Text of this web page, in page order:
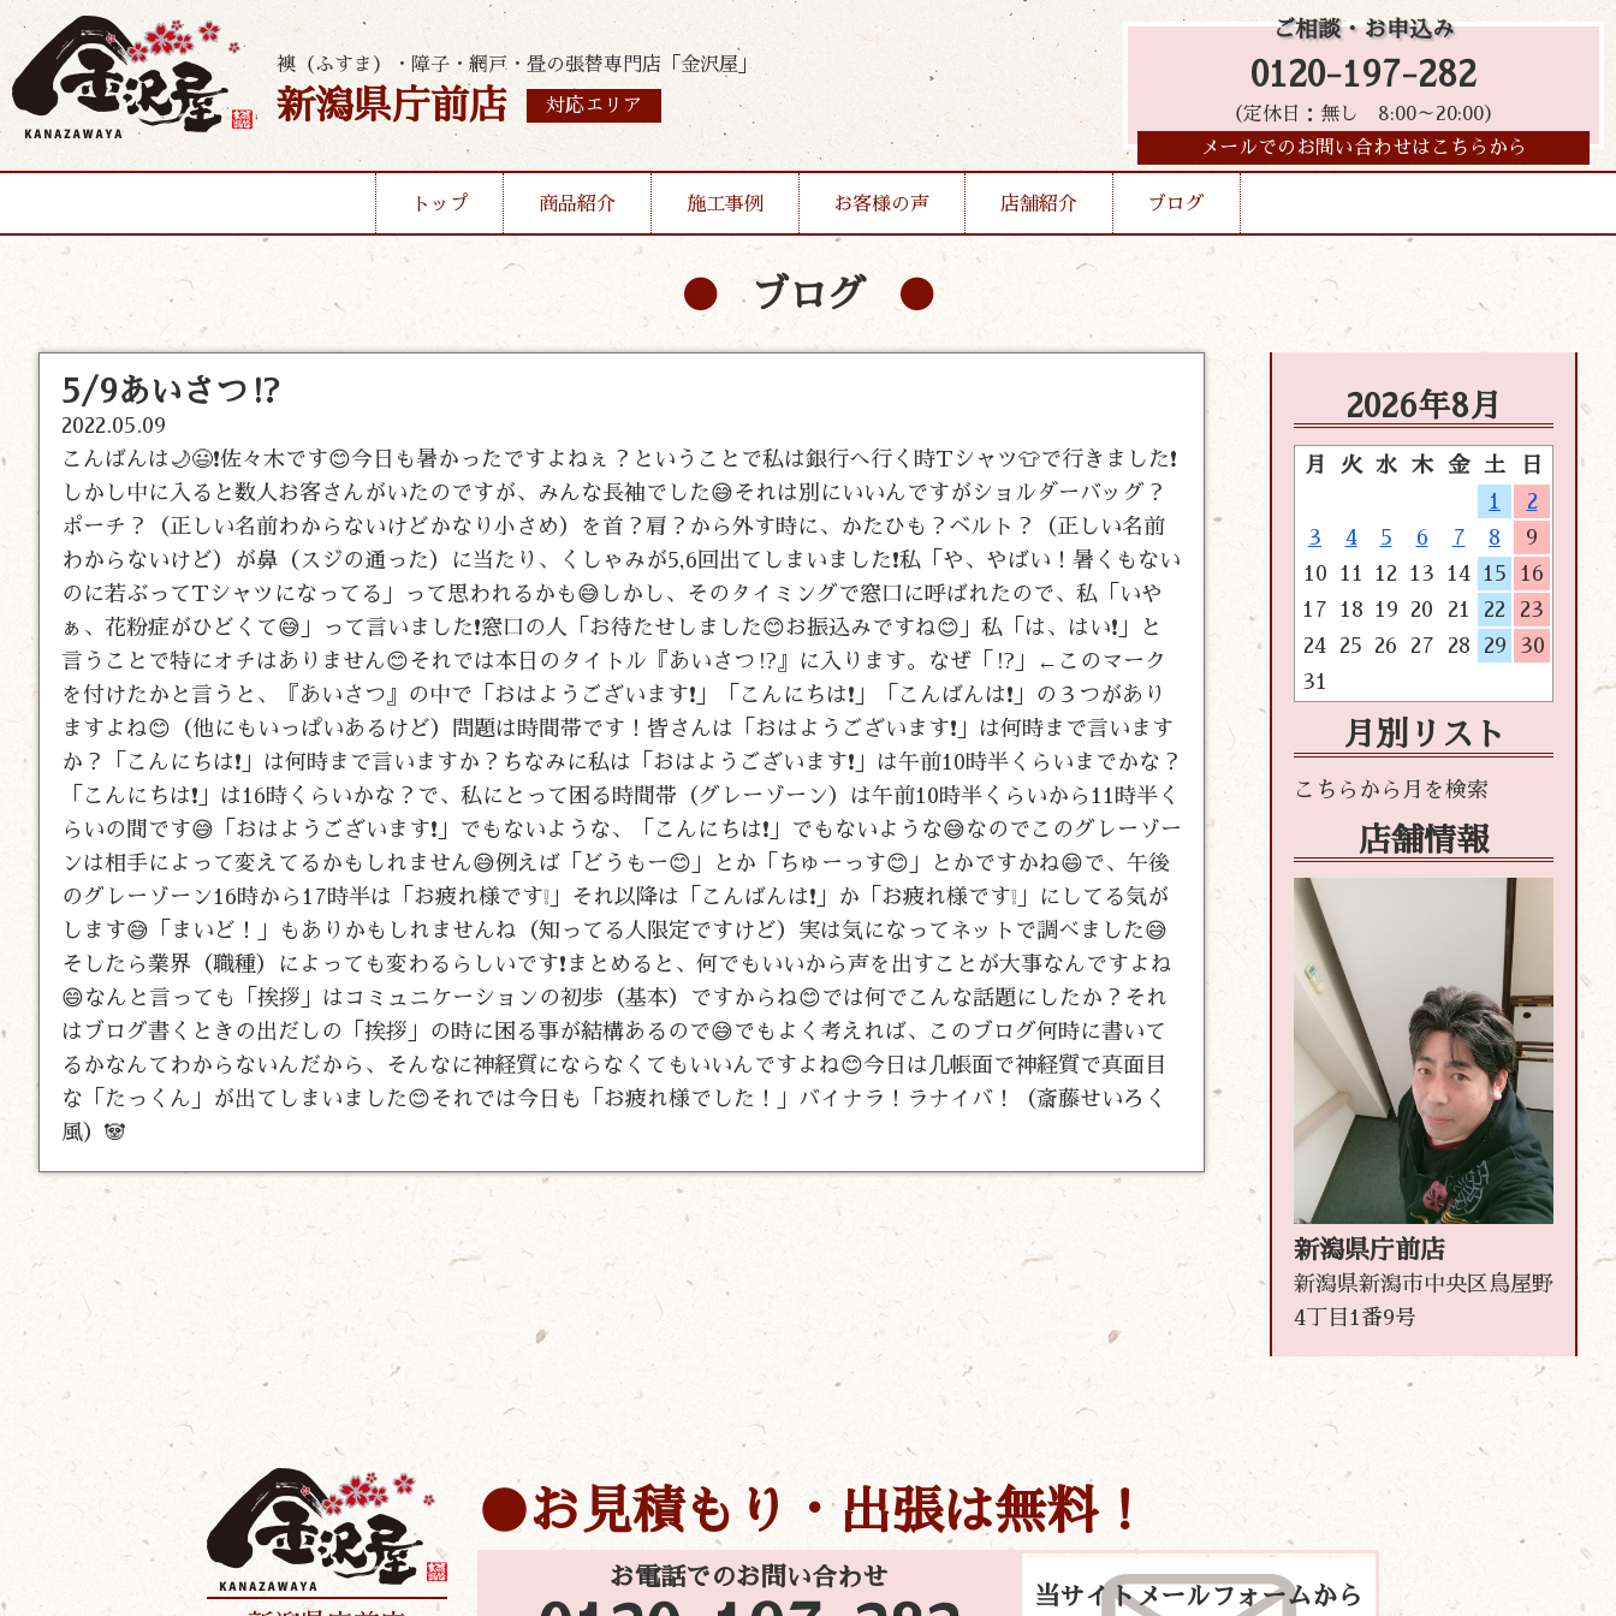
襖（ふすま）・障子・網戸・畳の張替専門店「金沢屋」
新潟県庁前店 対応エリア
ご相談・お申込み
0120-197-282
（定休日：無し 8:00～20:00）
メールでのお問い合わせはこちらから
トップ 商品紹介 施工事例 お客様の声 店舗紹介 ブログ
ブログ
5/9あいさつ⁉️
2022.05.09
こんばんは🌙😃❗佐々木です😊今日も暑かったですよねぇ？ということで私は銀行へ行く時Tシャツ👕で行きました❗
しかし中に入ると数人お客さんがいたのですが、みんな長袖でした😅それは別にいいんですがショルダーバッグ？
ポーチ？（正しい名前わからないけどかなり小さめ）を首？肩？から外す時に、かたひも？ベルト？（正しい名前
わからないけど）が鼻（スジの通った）に当たり、くしゃみが5,6回出てしまいました❗私「や、やばい！暑くもない
のに若ぶってTシャツになってる」って思われるかも😅しかし、そのタイミングで窓口に呼ばれたので、私「いや
ぁ、花粉症がひどくて😅」って言いました❗窓口の人「お待たせしました😊お振込みですね😊」私「は、はい❗」と
言うことで特にオチはありません😊それでは本日のタイトル『あいさつ⁉️』に入ります。なぜ「⁉️」←このマーク
を付けたかと言うと、『あいさつ』の中で「おはようございます❗」「こんにちは❗」「こんばんは❗」の３つがあり
ますよね😊（他にもいっぱいあるけど）問題は時間帯です！皆さんは「おはようございます❗」は何時まで言います
か？「こんにちは❗」は何時まで言いますか？ちなみに私は「おはようございます❗」は午前10時半くらいまでかな？
「こんにちは❗」は16時くらいかな？で、私にとって困る時間帯（グレーゾーン）は午前10時半くらいから11時半く
らいの間です😅「おはようございます❗」でもないような、「こんにちは❗」でもないような😅なのでこのグレーゾー
ンは相手によって変えてるかもしれません😅例えば「どうもー😊」とか「ちゅーっす😊」とかですかね😄で、午後
のグレーゾーン16時から17時半は「お疲れ様です❕」それ以降は「こんばんは❗」か「お疲れ様です❕」にしてる気が
します😅「まいど！」もありかもしれませんね（知ってる人限定ですけど）実は気になってネットで調べました😅
そしたら業界（職種）によっても変わるらしいです❗まとめると、何でもいいから声を出すことが大事なんですよね
😄なんと言っても「挨拶」はコミュニケーションの初歩（基本）ですからね😊では何でこんな話題にしたか？それ
はブログ書くときの出だしの「挨拶」の時に困る事が結構あるので😅でもよく考えれば、このブログ何時に書いて
るかなんてわからないんだから、そんなに神経質にならなくてもいいんですよね😊今日は几帳面で神経質で真面目
な「たっくん」が出てしまいました😊それでは今日も「お疲れ様でした！」バイナラ！ラナイバ！（斎藤せいろく
風）🐼
2026年8月
月 火 水 木 金 土
日
1
2
3
4 5 6 7 8
9
10
11 12 13 14 15
16
17
18 19 20 21 22
23
24
25 26 27 28 29
30
31
月別リスト
店舗情報
新潟県庁前店
新潟県新潟市中央区鳥屋野
4丁目1番9号
お見積もり・出張は無料！
お電話でのお問い合わせ
当サイトメールフォームから